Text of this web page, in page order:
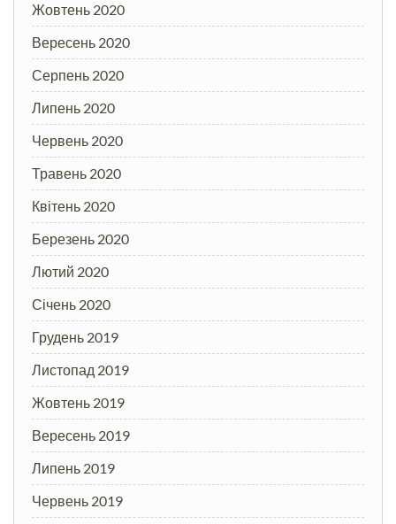
Жовтень 2020
Вересень 2020
Серпень 2020
Липень 2020
Червень 2020
Травень 2020
Квітень 2020
Березень 2020
Лютий 2020
Січень 2020
Грудень 2019
Листопад 2019
Жовтень 2019
Вересень 2019
Липень 2019
Червень 2019